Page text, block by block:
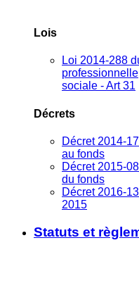
Lois
Loi 2014-288
sociale - Art 31
Décrets
Décret 2014-
au fonds
Décret 2015-
du fonds
Décret 2016-
2015
Statuts et